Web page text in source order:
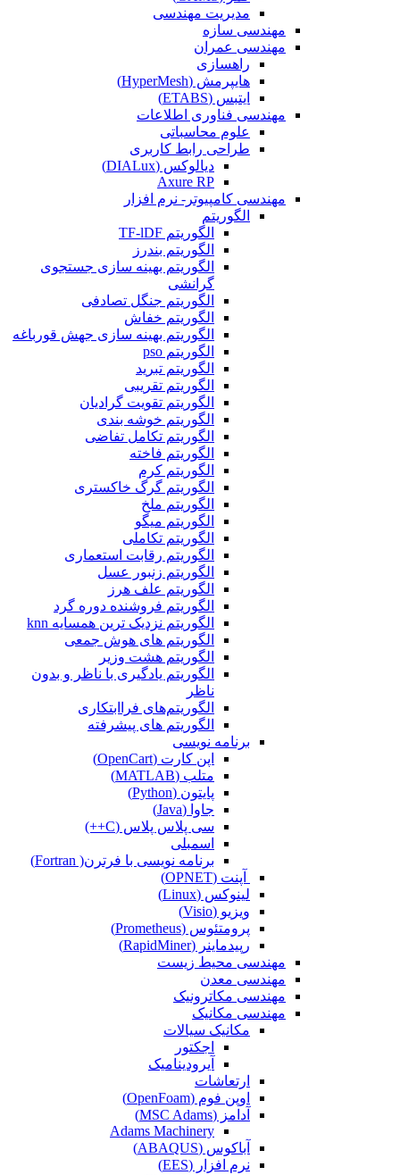
مدیریت مهندسی
مهندسی سازه
مهندسی عمران‌
راهسازی
هایپرمش (HyperMesh)
ایتبس (ETABS)
مهندسی فناوری اطلاعات
علوم محاسباتی
طراحی رابط کاربری
دیالوکس (DIALux)
Axure RP
مهندسی کامپیوتر- نرم افزار
الگوریتم
الگوریتم TF-lDF
الگوریتم بندرز
الگوریتم بهینه سازی جستجوی
گرانشی
الگوریتم جنگل تصادفی
الگوریتم خفاش
الگوریتم بهینه سازی جهش قورباغه
الگوریتم pso
الگوریتم تبرید
الگوریتم تقریبی
الگوریتم تقویت گرادیان
الگوریتم خوشه بندی
الگوریتم تکامل تفاضی
الگوریتم فاخته
الگوریتم کرم
الگوریتم گرگ خاکستری
الگوریتم ملخ
الگوریتم میگو
الگوریتم تکاملی
الگوریتم رقابت استعماری
الگوریتم زنبور عسل
الگوریتم علف هرز
الگوریتم فروشنده دوره گرد
الگوریتم نزدیک ترین همسایه knn
الگوریتم های هوش جمعی
الگوریتم هشت وزیر
الگوریتم یادگیری با ناظر و بدون
ناظر
الگوریتم‌های فراابتکاری
الگوریتم های پیشرفته
برنامه نویسی
اپن کارت (OpenCart)
متلب (MATLAB)
پایتون (Python)
جاوا (Java)
سی پلاس پلاس (C++)
اسمبلی
برنامه نویسی با فرترن( Fortran)
آپنت (OPNET)
لینوکس (Linux)
ویزیو (Visio)
پرومتئوس (Prometheus)
رپیدماینر (RapidMiner)
مهندسی محیط زیست
مهندسی معدن
مهندسی مکاترونیک
مهندسی مکانیک
مکانیک سیالات
اجکتور
آیرودینامیک
ارتعاشات
اوپن فوم (OpenFoam)
آدامز (MSC Adams)
Adams Machinery
آباکوس (ABAQUS)
نرم افزار (EES)